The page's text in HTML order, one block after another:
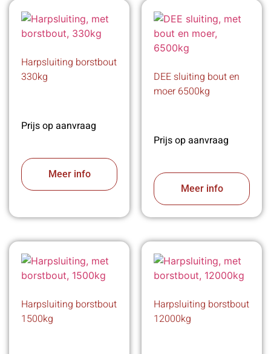
Harpsluiting borstbout
330kg
Prijs op aanvraag
Meer info
DEE sluiting bout en
moer 6500kg
Prijs op aanvraag
Meer info
Harpsluiting borstbout
1500kg
Harpsluiting borstbout
12000kg